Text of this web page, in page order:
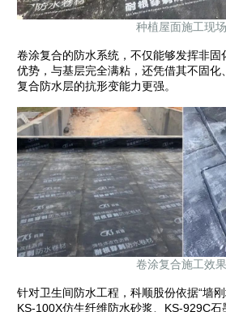
种植屋面施工现场
卷涂复合的防水系统，不仅能够发挥非固
优势，与基层完全满粘，还凭借其不固化
复合防水层的抗形变能力更强。
卷涂复合施工效果
针对卫生间防水工程，科顺股份依据“墙
KS-100X仿生纤维防水砂浆、KS-929C石